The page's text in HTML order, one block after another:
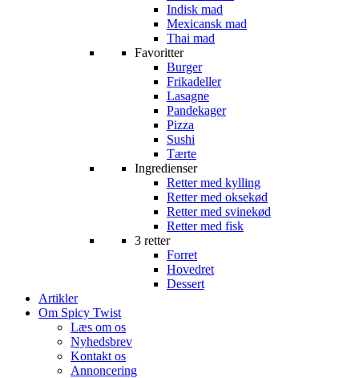
Indisk mad
Mexicansk mad
Thai mad
Favoritter
Burger
Frikadeller
Lasagne
Pandekager
Pizza
Sushi
Tærte
Ingredienser
Retter med kylling
Retter med oksekød
Retter med svinekød
Retter med fisk
3 retter
Forret
Hovedret
Dessert
Artikler
Om Spicy Twist
Læs om os
Nyhedsbrev
Kontakt os
Annoncering